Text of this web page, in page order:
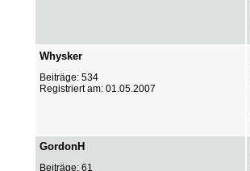
Whysker
Beiträge: 534
Registriert am: 01.05.2007
GordonH
Beiträge: 61